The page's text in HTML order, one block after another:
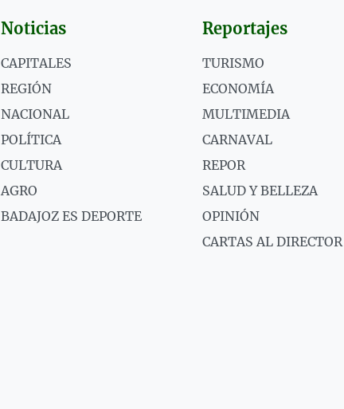
Noticias
CAPITALES
REGIÓN
NACIONAL
POLÍTICA
CULTURA
AGRO
BADAJOZ ES DEPORTE
Reportajes
TURISMO
ECONOMÍA
MULTIMEDIA
CARNAVAL
REPOR
SALUD Y BELLEZA
OPINIÓN
CARTAS AL DIRECTOR